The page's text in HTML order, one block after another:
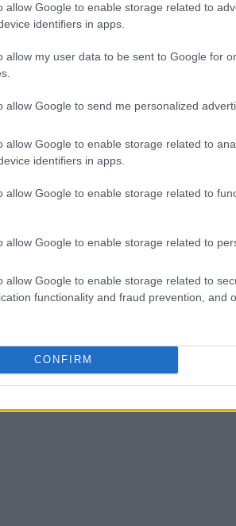
allow Google to enable storage related to
identifiers in apps.
allow my user data to be sent to Google for
allow Google to send me personalized
allow Google to enable storage related to
identifiers in apps.
allow Google to enable storage related to
allow Google to enable storage related to
allow Google to enable storage related to
functionality and fraud prevention, and
CONFIRM
cero euros». Esta fase puede
a 12 horas, pero es un paso
el sector.
el siguiente paso es convertirse
siguen siendo exigentes, de 10 a
con ingresos que oscilan
asumen más responsabilidades y